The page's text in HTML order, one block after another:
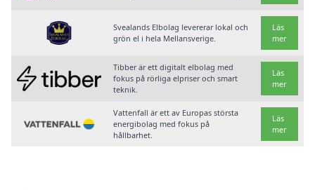
Svealands Elbolag levererar lokal och
grön el i hela Mellansverige.
Läs
mer
Tibber är ett digitalt elbolag med
fokus på rörliga elpriser och smart
teknik.
Läs
mer
Vattenfall är ett av Europas största
energibolag med fokus på
hållbarhet.
Läs
mer